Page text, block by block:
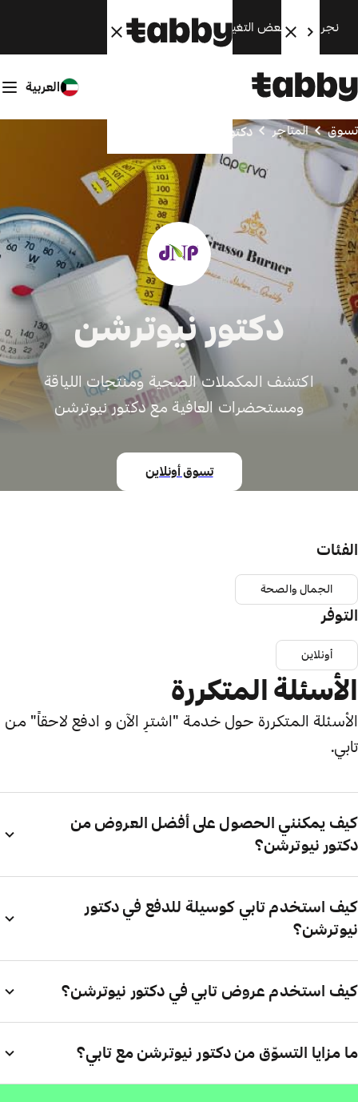
نجري الآن بعض التغييرات. سنعود قريبًا.
العربية
تسوق المتاجر دكتور نيوترشن
دكتور نيوترشن
اكتشف المكملات الصحية ومنتجات اللياقة
ومستحضرات العافية مع دكتور نيوترشن
تسوق أونلاين
الفئات
الجمال والصحة
التوفر
أونلاين
الأسئلة المتكررة
الأسئلة المتكررة حول خدمة "اشترِ الآن و ادفع لاحقاً" من
تابي.
كيف يمكنني الحصول على أفضل العروض من
دكتور نيوترشن؟
كيف استخدم تابي كوسيلة للدفع في دكتور
نيوترشن؟
كيف استخدم عروض تابي في دكتور نيوترشن؟
ما مزايا التسوّق من دكتور نيوترشن مع تابي؟